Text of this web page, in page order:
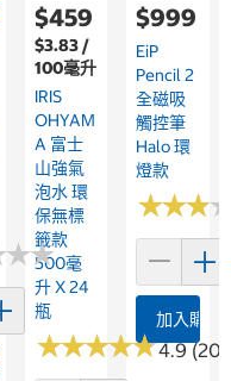
★★
★★
車
$459
$3.83 /
100毫升
IRIS
OHYAM
A 富士
山強氣
泡水 環
保無標
籤款
500毫
升 X 24
瓶
★★★★★
★★★★★4.9
$999
EiP
Pencil 2
全磁吸
觸控筆
Halo 環
燈款
★★★
★★★
加入購物